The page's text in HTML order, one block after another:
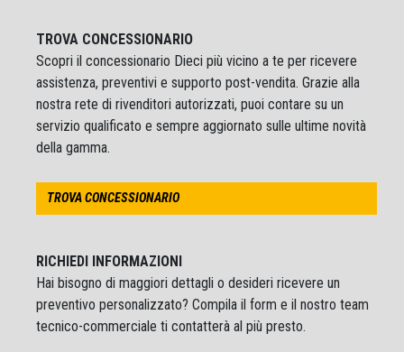
TROVA CONCESSIONARIO
Scopri il concessionario Dieci più vicino a te per ricevere
assistenza, preventivi e supporto post-vendita. Grazie alla
nostra rete di rivenditori autorizzati, puoi contare su un
servizio qualificato e sempre aggiornato sulle ultime novità
della gamma.
TROVA CONCESSIONARIO
RICHIEDI INFORMAZIONI
Hai bisogno di maggiori dettagli o desideri ricevere un
preventivo personalizzato? Compila il form e il nostro team
tecnico-commerciale ti contatterà al più presto.